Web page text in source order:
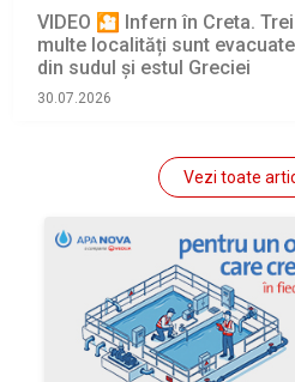
VIDEO 🎦 Infern în Creta.
multe localități sunt
din sudul și estul Greciei
30.07.2026
Vezi toate